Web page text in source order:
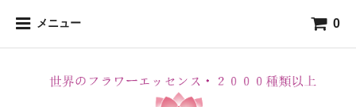
メニュー 0